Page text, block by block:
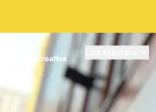
La tecnocreativa